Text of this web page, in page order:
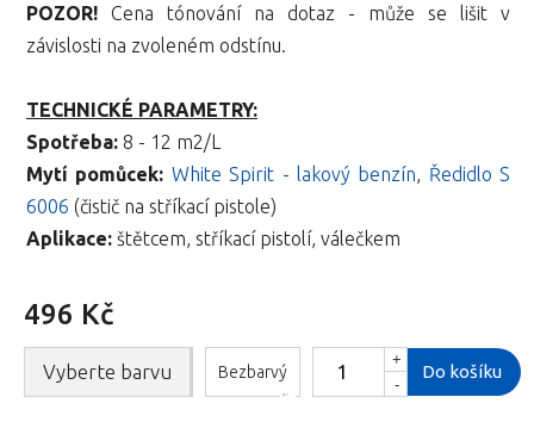
POZOR! Cena tónování na dotaz - může se lišit v
závislosti na zvoleném odstínu.
TECHNICKÉ PARAMETRY:
Spotřeba: 8 - 12 m2/L
Mytí pomůcek: White Spirit - lakový benzín, Ředidlo S
6006 (čistič na stříkací pistole)
Aplikace: štětcem, stříkací pistolí, válečkem
496 Kč
Vyberte barvu Bezbarvý
+
-
Do košíku